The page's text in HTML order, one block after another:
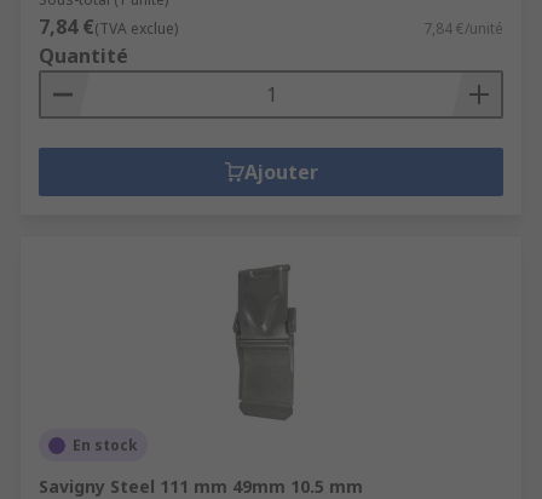
7,84 €(TVA exclue) 7,84 €/unité
Quantité
Ajouter
En stock
Savigny Steel 111 mm 49mm 10.5 mm